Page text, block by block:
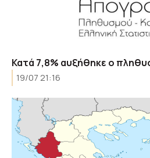
Κατά 7,8% αυξήθηκε ο
19/07 21:16